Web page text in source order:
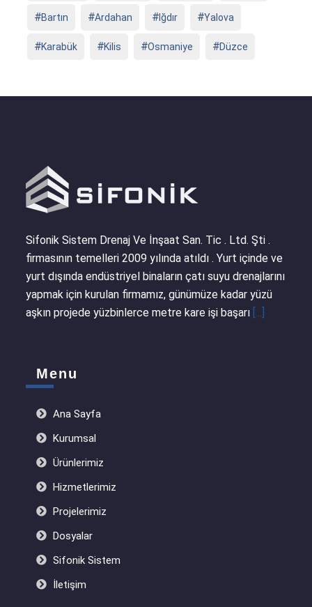
Bartın Ardahan Iğdır Yalova
Karabük Kilis Osmaniye Düzce
Sifonik Sistem Drenaj Ve İnşaat San. Tic . Ltd. Şti .
firmasının temelleri 2009 yılında atıldı . Yurt içinde ve
yurt dışında endüstriyel binaların çatı suyu drenajlarını
yapmak için kurulan firmamız, günümüze kadar yüzü
aşkın projede yüzbinlerce metre kare işi başarı [...]
Menu
Ana Sayfa
Kurumsal
Ürünlerimiz
Hizmetlerimiz
Projelerimiz
Dosyalar
Sifonik Sistem
İletişim